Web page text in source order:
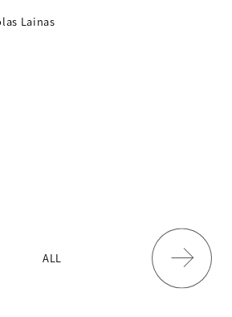
Lainas
ALL